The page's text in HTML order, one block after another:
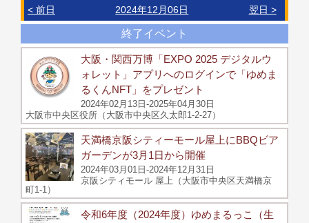
< 前日 2024年12月06日 翌日 >
終了イベント
大阪・関西万博「EXPO 2025 デジタルウ
ォレット」アプリへのログインで「ゆめま
るくんNFT」をプレゼント
2024年02月13日-2025年04月30日
大阪市中央区役所（大阪市中央区久太郎1-2-27）
天満橋京阪シティーモール屋上にBBQビア
ガーデンが3月1日から開催
2024年03月01日-2024年12月31日
京阪シティモール 屋上（大阪市中央区天満橋京
町1-1）
令和6年度（2024年度）ゆめまるっこ（生